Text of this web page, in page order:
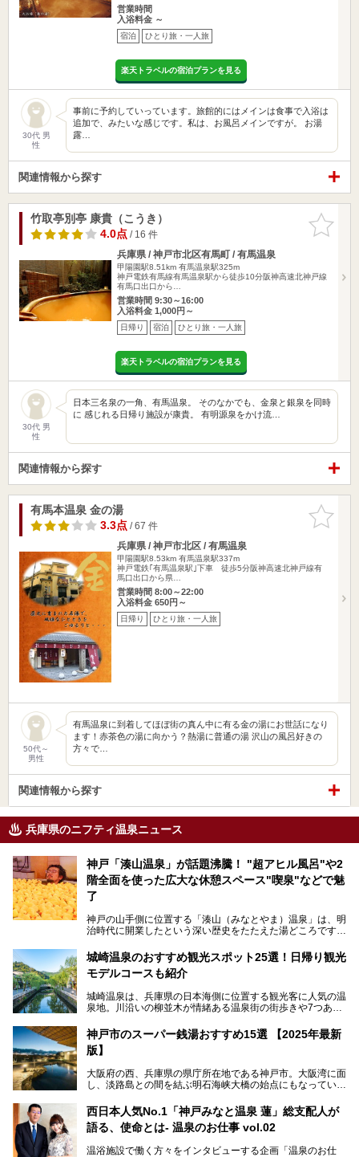
営業時間
入浴料金 ～
宿泊 ひとり旅・一人旅
楽天トラベルの宿泊プランを見る
30代 男
性
事前に予約していっています。旅館的にはメインは食事で入浴は
追加で、みたいな感じです。私は、お風呂メインですが。 お湯
露…
関連情報から探す
お気に入
りに追加
竹取亭別亭 康貴（こうき）
4.0点/ 16 件
兵庫県 / 神戸市北区有馬町 / 有馬温泉
甲陽園駅8.51km 有馬温泉駅325m
神戸電鉄有馬線有馬温泉駅から徒歩10分阪神高速北神戸線
有馬口出口から…
営業時間 9:30～16:00
入浴料金 1,000円～
日帰り 宿泊 ひとり旅・一人旅
楽天トラベルの宿泊プランを見る
30代 男
性
日本三名泉の一角、有馬温泉。 そのなかでも、金泉と銀泉を同時
に 感じれる日帰り施設が康貴。 有明源泉をかけ流…
関連情報から探す
お気に入
りに追加
有馬本温泉 金の湯
3.3点/ 67 件
兵庫県 / 神戸市北区 / 有馬温泉
甲陽園駅8.53km 有馬温泉駅337m
神戸電鉄｢有馬温泉駅｣下車 徒歩5分阪神高速北神戸線有
馬口出口から県…
営業時間 8:00～22:00
入浴料金 650円～
日帰り ひとり旅・一人旅
50代～
男性
有馬温泉に到着してほぼ街の真ん中に有る金の湯にお世話になり
ます！赤茶色の湯に向かう？熱湯に普通の湯 沢山の風呂好きの
方々で…
関連情報から探す
兵庫県のニフティ温泉ニュース
神戸「湊山温泉」が話題沸騰！ "超アヒル風呂"や2
階全面を使った広大な休憩スペース"喫泉"などで魅
了
神戸の山手側に位置する「湊山（みなとやま）温泉」は、明
治時代に開業したという深い歴史をたたえた湯どころです。
っぱいに浮かぶアヒルちゃん。さらに、ゆったりくつろげて
コワーキングも可能な休憩スペースも人気に。斬新な企画や
設備で人々をアッと驚かせる湊山温泉の魅力をリポートしま
城崎温泉のおすすめ観光スポット25選！日帰り観光
モデルコースも紹介
城崎温泉は、兵庫県の日本海側に位置する観光客に人気の温
泉地。川沿いの柳並木が情緒ある温泉街の街歩きや7つある
られています。鉄道の駅から温泉街が近く、歩いて回るのに
ちょうどよい規模で、日帰りでの訪問にもおすすめです。
の観光スポットをピックアップ。温泉やご当地グルメなどを
盛り込んだ日帰り観光モデルコースも紹介しているので、ぜ
神戸市のスーパー銭湯おすすめ15選 【2025年最新
版】
大阪府の西、兵庫県の県庁所在地である神戸市。大阪湾に面
し、淡路島との間を結ぶ明石海峡大橋の始点にもなっていま
華街をはじめ、きらびやかに発展したハーバーランドなど、
人気観光スポットもめじろ押しです。
そして、温泉好きの視点から見ると、神戸市といえば何とい
湯です。そのお湯をリーズナブルに体験できる健康ランドや
西日本人気No.1「神戸みなと温泉 蓮」総支配人が
語る、使命とは- 温泉のお仕事 vol.02
温浴施設で働く方々をインタビューする企画「温泉のお仕